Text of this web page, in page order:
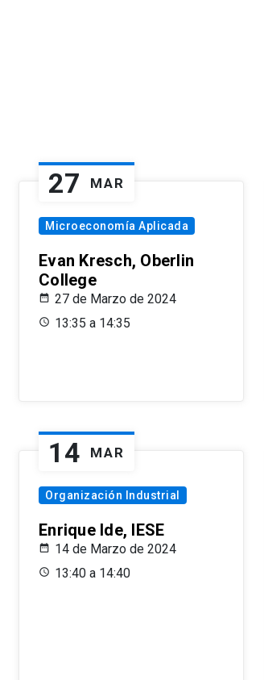
27 MAR
Microeconomía Aplicada
Evan Kresch, Oberlin
College
27 de Marzo de 2024
13:35 a 14:35
14 MAR
Organización Industrial
Enrique Ide, IESE
14 de Marzo de 2024
13:40 a 14:40